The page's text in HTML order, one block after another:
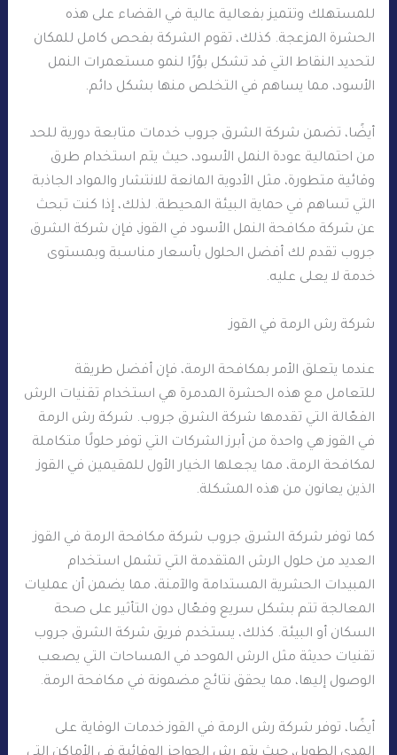
للمستهلك وتتميز بفعالية عالية في القضاء على هذه
الحشرة المزعجة. كذلك، تقوم الشركة بفحص كامل للمكان
لتحديد النقاط التي قد تشكل بؤرًا لنمو مستعمرات النمل
الأسود، مما يساهم في التخلص منها بشكل دائم.
أيضًا، تضمن شركة الشرق جروب خدمات متابعة دورية للحد
من احتمالية عودة النمل الأسود، حيث يتم استخدام طرق
وقائية متطورة، مثل الأدوية المانعة للانتشار والمواد الجاذبة
التي تساهم في حماية البيئة المحيطة. لذلك، إذا كنت تبحث
عن شركة مكافحة النمل الأسود في القوز، فإن شركة الشرق
جروب تقدم لك أفضل الحلول بأسعار مناسبة وبمستوى
خدمة لا يعلى عليه.
شركة رش الرمة في القوز
عندما يتعلق الأمر بمكافحة الرمة، فإن أفضل طريقة
للتعامل مع هذه الحشرة المدمرة هي استخدام تقنيات الرش
الفعّالة التي تقدمها شركة الشرق جروب. شركة رش الرمة
في القوز هي واحدة من أبرز الشركات التي توفر حلولًا متكاملة
لمكافحة الرمة، مما يجعلها الخيار الأول للمقيمين في القوز
الذين يعانون من هذه المشكلة.
كما توفر شركة الشرق جروب شركة مكافحة الرمة في القوز
العديد من حلول الرش المتقدمة التي تشمل استخدام
المبيدات الحشرية المستدامة والآمنة، مما يضمن أن عمليات
المعالجة تتم بشكل سريع وفعّال دون التأثير على صحة
السكان أو البيئة. كذلك، يستخدم فريق شركة الشرق جروب
تقنيات حديثة مثل الرش الموحد في المساحات التي يصعب
الوصول إليها، مما يحقق نتائج مضمونة في مكافحة الرمة.
أيضًا، توفر شركة رش الرمة في القوز خدمات الوقاية على